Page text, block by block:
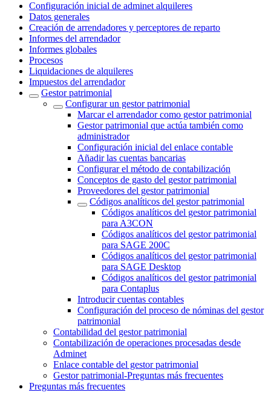
Configuración inicial de adminet alquileres
Datos generales
Creación de arrendadores y perceptores de reparto
Informes del arrendador
Informes globales
Procesos
Liquidaciones de alquileres
Impuestos del arrendador
Gestor patrimonial
Configurar un gestor patrimonial
Marcar el arrendador como gestor patrimonial
Gestor patrimonial que actúa también como
administrador
Configuración inicial del enlace contable
Añadir las cuentas bancarias
Configurar el método de contabilización
Conceptos de gasto del gestor patrimonial
Proveedores del gestor patrimonial
Códigos analíticos del gestor patrimonial
Códigos analíticos del gestor patrimonial
para A3CON
Códigos analíticos del gestor patrimonial
para SAGE 200C
Códigos analíticos del gestor patrimonial
para SAGE Desktop
Códigos analíticos del gestor patrimonial
para Contaplus
Introducir cuentas contables
Configuración del proceso de nóminas del gestor
patrimonial
Contabilidad del gestor patrimonial
Contabilización de operaciones procesadas desde
Adminet
Enlace contable del gestor patrimonial
Gestor patrimonial-Preguntas más frecuentes
Preguntas más frecuentes